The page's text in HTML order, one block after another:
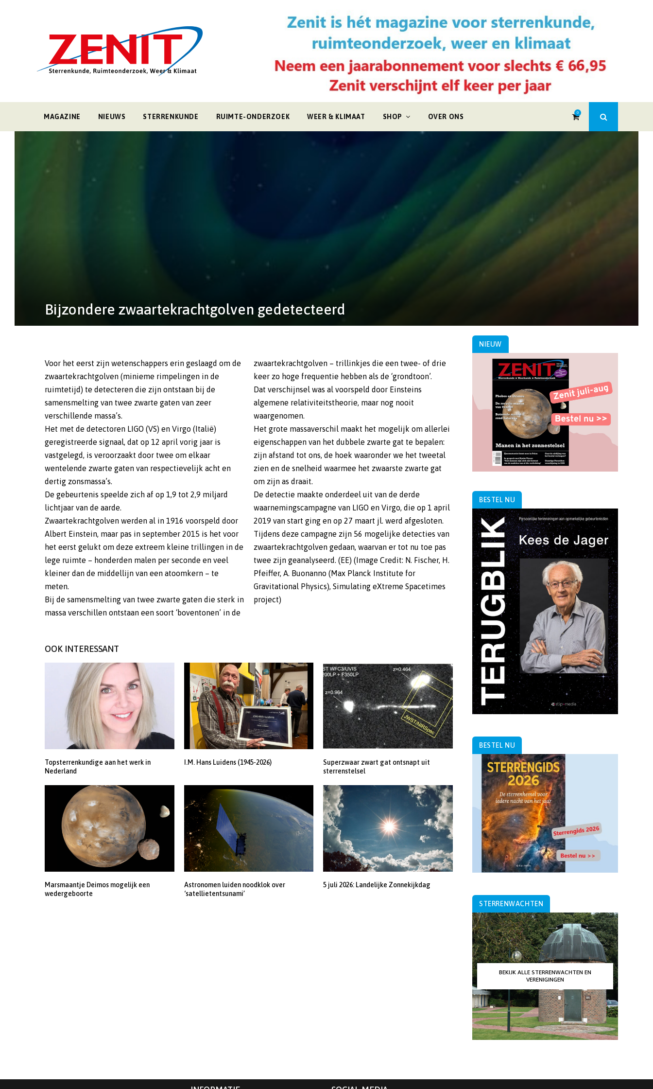
MAGAZINE NIEUWS STERRENKUNDE RUIMTE-ONDERZOEK WEER & KLIMAAT SHOP OVER ONS
0
Bijzondere zwaartekrachtgolven gedetecteerd
Voor het eerst zijn wetenschappers erin geslaagd om de
zwaartekrachtgolven (minieme rimpelingen in de
ruimtetijd) te detecteren die zijn ontstaan bij de
samensmelting van twee zwarte gaten van zeer
verschillende massa’s.
Het met de detectoren LIGO (VS) en Virgo (Italië)
geregistreerde signaal, dat op 12 april vorig jaar is
vastgelegd, is veroorzaakt door twee om elkaar
wentelende zwarte gaten van respectievelijk acht en
dertig zonsmassa’s.
De gebeurtenis speelde zich af op 1,9 tot 2,9 miljard
lichtjaar van de aarde.
Zwaartekrachtgolven werden al in 1916 voorspeld door
Albert Einstein, maar pas in september 2015 is het voor
het eerst gelukt om deze extreem kleine trillingen in de
lege ruimte – honderden malen per seconde en veel
kleiner dan de middellijn van een atoomkern – te
meten.
Bij de samensmelting van twee zwarte gaten die sterk in
massa verschillen ontstaan een soort ‘boventonen’ in de
zwaartekrachtgolven – trillinkjes die een twee- of drie
keer zo hoge frequentie hebben als de ‘grondtoon’.
Dat verschijnsel was al voorspeld door Einsteins
algemene relativiteitstheorie, maar nog nooit
waargenomen.
Het grote massaverschil maakt het mogelijk om allerlei
eigenschappen van het dubbele zwarte gat te bepalen:
zijn afstand tot ons, de hoek waaronder we het tweetal
zien en de snelheid waarmee het zwaarste zwarte gat
om zijn as draait.
De detectie maakte onderdeel uit van de derde
waarnemingscampagne van LIGO en Virgo, die op 1 april
2019 van start ging en op 27 maart jl. werd afgesloten.
Tijdens deze campagne zijn 56 mogelijke detecties van
zwaartekrachtgolven gedaan, waarvan er tot nu toe pas
twee zijn geanalyseerd. (EE) (Image Credit: N. Fischer, H.
Pfeiffer, A. Buonanno (Max Planck Institute for
Gravitational Physics), Simulating eXtreme Spacetimes
project)
OOK INTERESSANT
Topsterrenkundige aan het werk in
Nederland
I.M. Hans Luidens (1945-2026)
Superzwaar zwart gat ontsnapt uit
sterrenstelsel
Marsmaantje Deimos mogelijk een
wedergeboorte
Astronomen luiden noodklok over
‘satellietentsunami’
5 juli 2026: Landelijke Zonnekijkdag
NIEUW
BESTEL NU
BESTEL NU
STERRENWACHTEN
BEKIJK ALLE STERRENWACHTEN EN
VERENIGINGEN